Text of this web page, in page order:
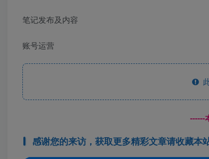
笔记发布及内容
账号运营
------
感谢您的来访，获取更多精彩文章请收藏本站